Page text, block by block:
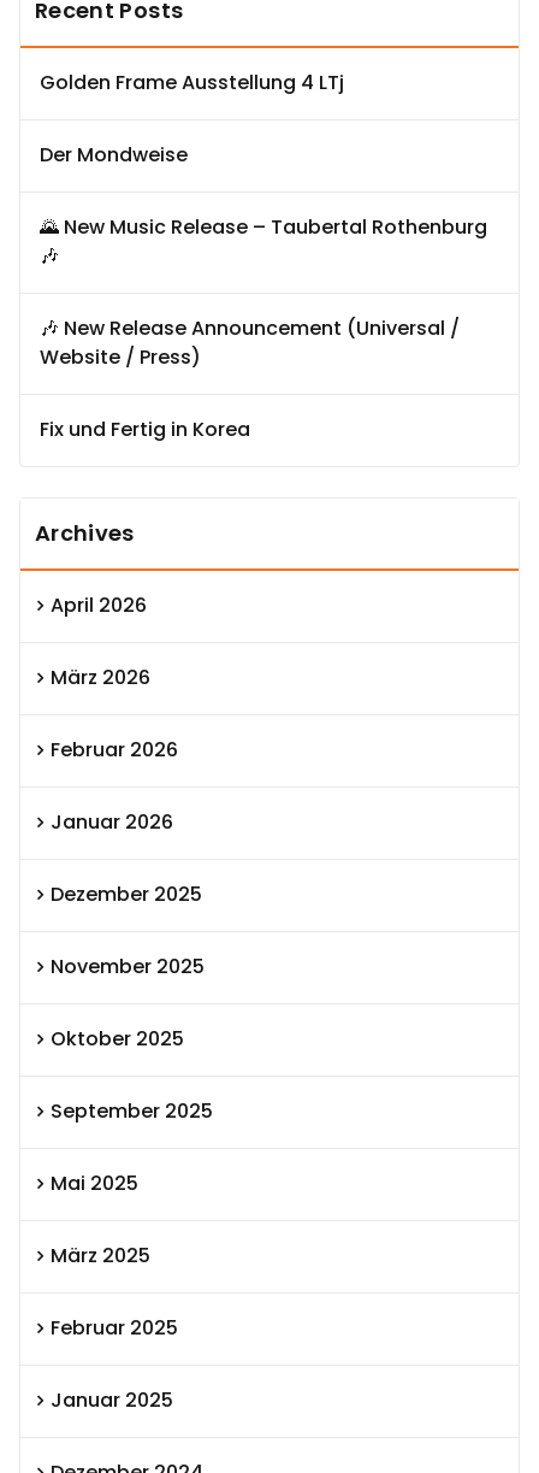
Recent Posts
Golden Frame Ausstellung 4 LTj
Der Mondweise
🌄 New Music Release – Taubertal Rothenburg
🎶
🎶 New Release Announcement (Universal /
Website / Press)
Fix und Fertig in Korea
Archives
April 2026
März 2026
Februar 2026
Januar 2026
Dezember 2025
November 2025
Oktober 2025
September 2025
Mai 2025
März 2025
Februar 2025
Januar 2025